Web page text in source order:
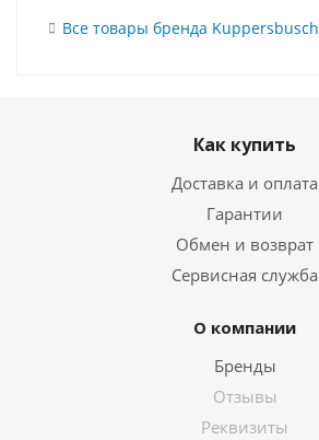
Все товары бренда Kuppersbusch
Как купить
Доставка и оплата
Гарантии
Обмен и возврат
Сервисная служба
О компании
Бренды
Отзывы
Реквизиты